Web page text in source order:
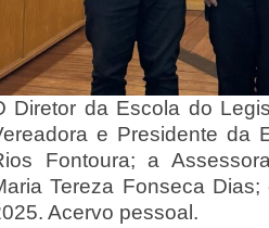
Diretor da Escola do
e Presidente da
Fontoura; a
Tereza Fonseca
Acervo pessoal.